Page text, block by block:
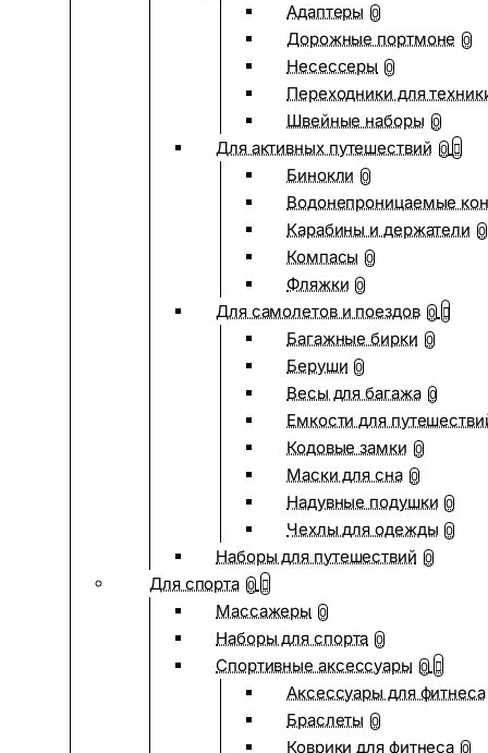
Адаптеры 0
Дорожные портмоне 0
Несессеры 0
Переходники для
Швейные наборы 0
Для активных путешествий 0
Бинокли 0
Водонепроницаемые
Карабины и держатели 0
Компасы 0
Фляжки 0
Для самолетов и поездов 0
Багажные бирки 0
Беруши 0
Весы для багажа 0
Емкости для
Кодовые замки 0
Маски для сна 0
Надувные подушки 0
Чехлы для одежды 0
Наборы для путешествий 0
Для спорта 0
Массажеры 0
Наборы для спорта 0
Спортивные аксессуары 0
Аксессуары для фитнеса
Браслеты 0
Коврики для фитнеса 0